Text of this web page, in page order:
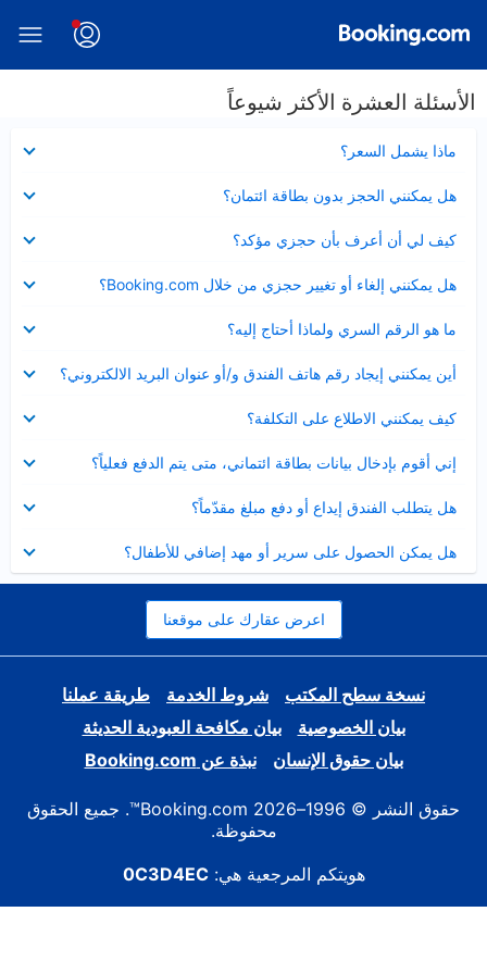
الأسئلة العشرة الأكثر شيوعاً
ماذا يشمل السعر؟
مصغر
هل يمكنني الحجز بدون بطاقة ائتمان؟
مصغر
كيف لي أن أعرف بأن حجزي مؤكد؟
مصغر
هل يمكنني إلغاء أو تغيير حجزي من خلال Booking.com؟
مصغر
ما هو الرقم السري ولماذا أحتاج إليه؟
مصغر
أين يمكنني إيجاد رقم هاتف الفندق و/أو عنوان البريد الالكتروني؟
عرض
مصغر
كيف يمكنني الاطلاع على التكلفة؟
مصغر
إني أقوم بإدخال بيانات بطاقة ائتماني، متى يتم الدفع فعلياً؟
مصغر
هل يتطلب الفندق إيداع أو دفع مبلغ مقدّماً؟
مصغر
هل يمكن الحصول على سرير أو مهد إضافي للأطفال؟
مصغر
اعرض عقارك على موقعنا
نسخة سطح المكتب شروط الخدمة
طريقة عملنا
بيان الخصوصية
بيان مكافحة العبودية الحديثة
بيان حقوق الإنسان
نبذة عن Booking.com
حقوق النشر © 1996–2026 Booking.com™. جميع الحقوق
محفوظة.
هويتكم المرجعية هي:0C3D4EC